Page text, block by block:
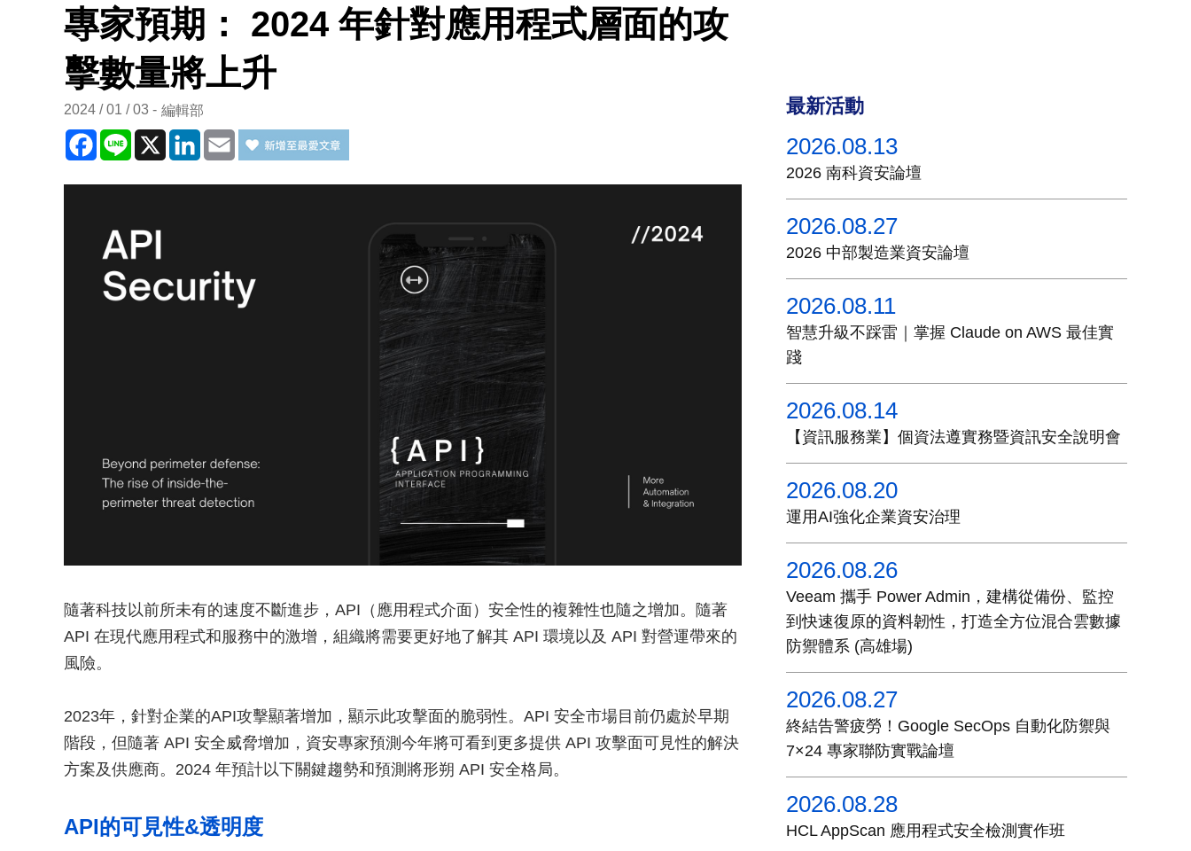
專家預期： 2024 年針對應用程式層面的攻
擊數量將上升
2024 / 01 / 03 編輯部
Facebook
Line X LinkedInEmail
隨著科技以前所未有的速度不斷進步，API（應用程式介面）安全性的複雜性也隨之增加。隨著
API 在現代應用程式和服務中的激增，組織將需要更好地了解其 API 環境以及 API 對營運帶來的
風險。
2023年，針對企業的API攻擊顯著增加，顯示此攻擊面的脆弱性。API 安全市場目前仍處於早期
階段，但隨著 API 安全威脅增加，資安專家預測今年將可看到更多提供 API 攻擊面可見性的解決
方案及供應商。2024 年預計以下關鍵趨勢和預測將形朔 API 安全格局。
API的可見性&透明度
最新活動
2026.08.13
2026 南科資安論壇
2026.08.27
2026 中部製造業資安論壇
2026.08.11
智慧升級不踩雷｜掌握 Claude on AWS 最佳實
踐
2026.08.14
【資訊服務業】個資法遵實務暨資訊安全說明會
2026.08.20
運用AI強化企業資安治理
2026.08.26
Veeam 攜手 Power Admin，建構從備份、監控
到快速復原的資料韌性，打造全方位混合雲數據
防禦體系 (高雄場)
2026.08.27
終結告警疲勞！Google SecOps 自動化防禦與
7×24 專家聯防實戰論壇
2026.08.28
HCL AppScan 應用程式安全檢測實作班